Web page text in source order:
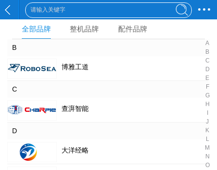
全部品牌 整机品牌 配件品牌
A
B
C
D
E
F
G
H
J
K
L
M
N
O
B
博雅工道
C
查湃智能
D
大洋经略